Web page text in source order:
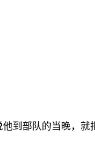
到部队的当晚，就